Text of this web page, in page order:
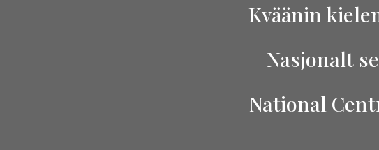
Kväänin
Nasjonalt
National